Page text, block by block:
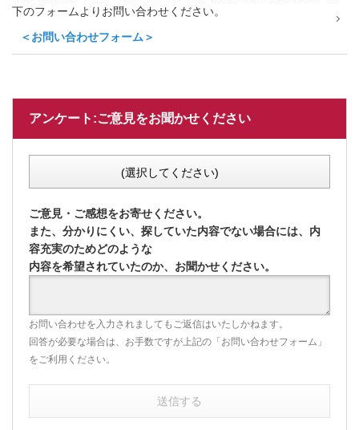
下のフォームよりお問い合わせください。
＜お問い合わせフォーム＞
アンケート:ご意見をお聞かせください
(選択してください)
ご意見・ご感想をお寄せください。
また、分かりにくい、探していた内容でない場合には、内
容充実のためどのような
内容を希望されていたのか、お聞かせください。
お問い合わせを入力されましてもご返信はいたしかねます。
回答が必要な場合は、お手数ですが上記の「お問い合わせフォーム」
をご利用ください。
送信する